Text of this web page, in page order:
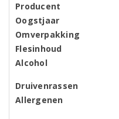
Producent
Oogstjaar
Omverpakking
Flesinhoud
Alcohol
Druivenrassen
Allergenen